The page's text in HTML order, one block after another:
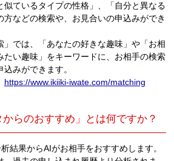
似ているタイプの性格」、「自分と異なる
方などの検索や、お見合いの申込みができ
」では、「あなたの好きな趣味」や「お相
たい趣味」をキーワードに、お相手の検索
みができます。
https://www.ikiiki-iwate.com/matching
からのおすすめ」とは何ですか？
結果からAIがお相手をおすすめします。